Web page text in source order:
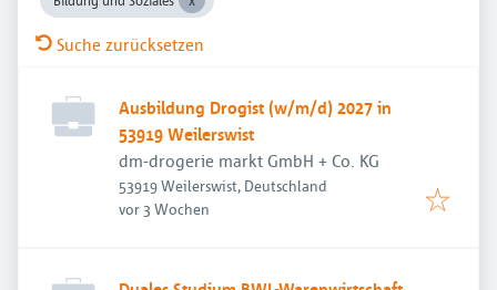
Suche zurücksetzen
Ausbildung Drogist (w/m/d) 2027 in
53919 Weilerswist
dm-drogerie markt GmbH + Co. KG
53919 Weilerswist, Deutschland
Veröffentlicht
vor 3 Wochen